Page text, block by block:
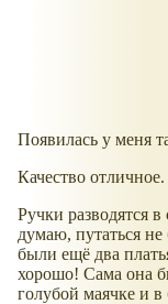
Появилась у меня
Качество отличное.
Ручки разводятся
думаю, путаться не
были ещё два
хорошо! Сама она
голубой маячке и в